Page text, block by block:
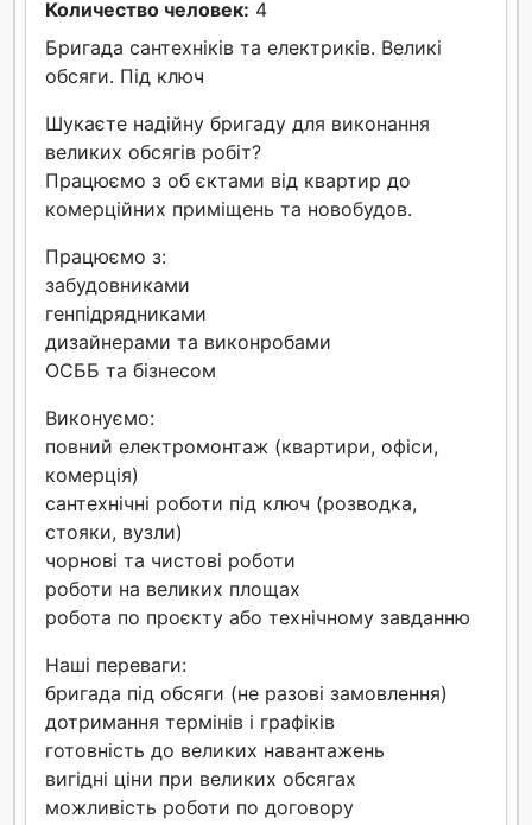
Количество человек: 4
Бригада сантехніків та електриків. Великі
обсяги. Під ключ
Шукаєте надійну бригаду для виконання
великих обсягів робіт?
Працюємо з об єктами від квартир до
комерційних приміщень та новобудов.
Працюємо з:
забудовниками
генпідрядниками
дизайнерами та виконробами
ОСББ та бізнесом
Виконуємо:
повний електромонтаж (квартири, офіси,
комерція)
сантехнічні роботи під ключ (розводка,
стояки, вузли)
чорнові та чистові роботи
роботи на великих площах
робота по проєкту або технічному завданню
Наші переваги:
бригада під обсяги (не разові замовлення)
дотримання термінів і графіків
готовність до великих навантажень
вигідні ціни при великих обсягах
можливість роботи по договору